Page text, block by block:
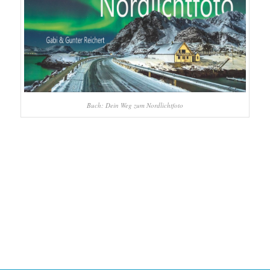
Buch: Dein Weg zum Nordlichtfoto